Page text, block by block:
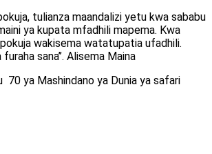
tulianza maandalizi yetu kwa sababu
ya kupata mfadhili mapema. Kwa
wakisema watatupatia ufadhili.
sana’’. Alisema Maina
70 ya Mashindano ya Dunia ya safari